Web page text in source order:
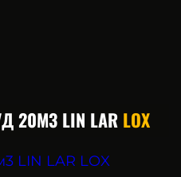
20М3 LIN LAR LOX